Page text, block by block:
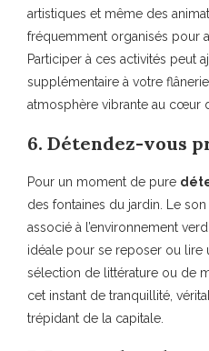
artistiques et même des
fréquemment organisés pour
Participer à ces activités peut
supplémentaire à votre
atmosphère vibrante au cœur
6. Détendez-vous
Pour un moment de pure
des fontaines du jardin. Le son
associé à l’environnement
idéale pour se reposer ou lire
sélection de littérature ou de
cet instant de tranquillité,
trépidant de la capitale.